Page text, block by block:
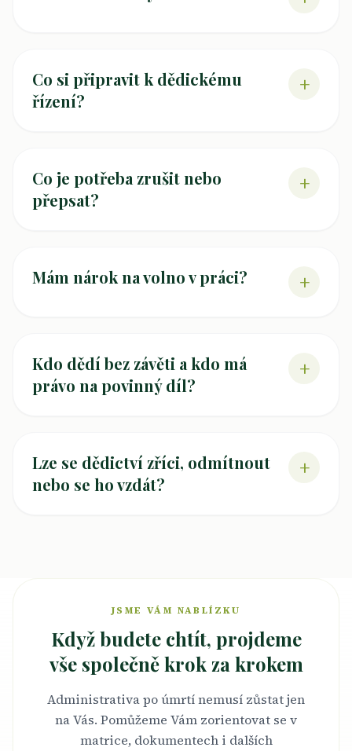
Co si připravit k dědickému
řízení?
+
Co je potřeba zrušit nebo
přepsat?
+
Mám nárok na volno v práci? +
Kdo dědí bez závěti a kdo má
právo na povinný díl?
+
Lze se dědictví zříci, odmítnout
nebo se ho vzdát?
+
JSME VÁM NABLÍZKU
Když budete chtít, projdeme
vše společně krok za krokem
Administrativa po úmrtí nemusí zůstat jen
na Vás. Pomůžeme Vám zorientovat se v
matrice, dokumentech i dalších